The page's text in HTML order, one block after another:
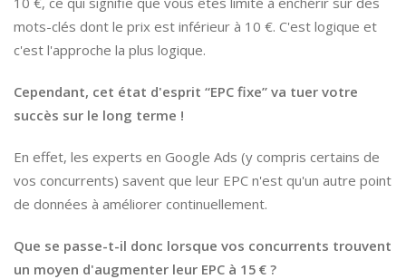
mots-clés dont le prix est inférieur à 10 €. C'est logique et
c'est l'approche la plus logique.
Cependant, cet état d'esprit “EPC fixe” va tuer votre
succès sur le long terme !
En effet, les experts en Google Ads (y compris certains de
vos concurrents) savent que leur EPC n'est qu'un autre point
de données à améliorer continuellement.
Que se passe-t-il donc lorsque vos concurrents trouvent
un moyen d'augmenter leur EPC à 15 € ?